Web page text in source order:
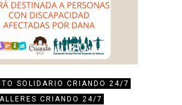
SOLIDARIO CRIANDO 24/7
CRIANDO 24/7